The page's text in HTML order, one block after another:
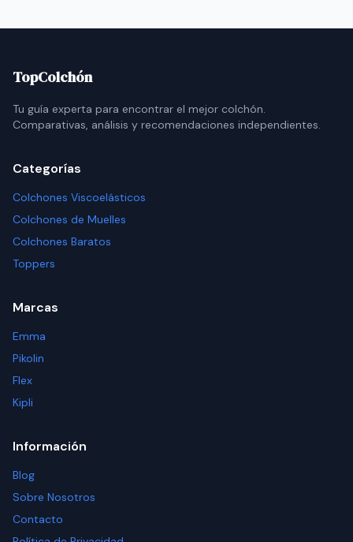
TopColchón
Tu guía experta para encontrar el mejor colchón.
Comparativas, análisis y recomendaciones independientes.
Categorías
Colchones Viscoelásticos
Colchones de Muelles
Colchones Baratos
Toppers
Marcas
Emma
Pikolin
Flex
Kipli
Información
Blog
Sobre Nosotros
Contacto